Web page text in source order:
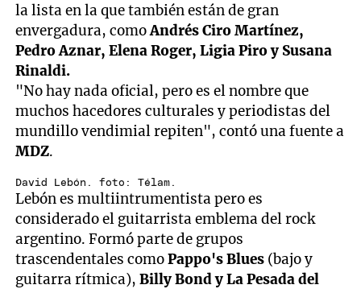
la lista en la que también están de gran
envergadura, comoAndrés Ciro Martínez,
Pedro Aznar, Elena Roger, Ligia Piro y Susana
Rinaldi.
"No hay nada oficial, pero es el nombre que
muchos hacedores culturales y periodistas del
mundillo vendimial repiten", contó una fuente a
MDZ.
David Lebón. foto: Télam.
Lebón es multiintrumentista pero es
considerado el guitarrista emblema del rock
argentino. Formó parte de grupos
trascendentales comoPappo's Blues (bajo y
guitarra rítmica),Billy Bond y La Pesada del